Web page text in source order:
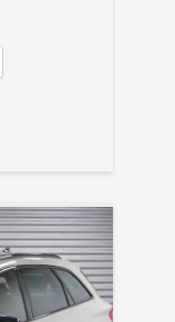
(PDF)
parken